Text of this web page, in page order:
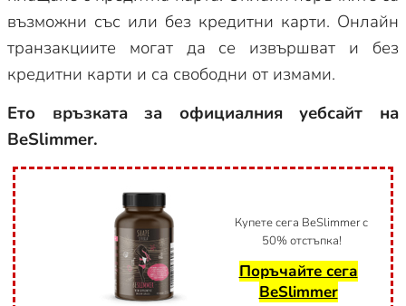
възможни със или без кредитни карти. Онлайн
транзакциите могат да се извършват и без
кредитни карти и са свободни от измами.
Ето връзката за официалния уебсайт на
BeSlimmer.
Купете сега BeSlimmer с
50% отстъпка!
Поръчайте сега
BeSlimmer